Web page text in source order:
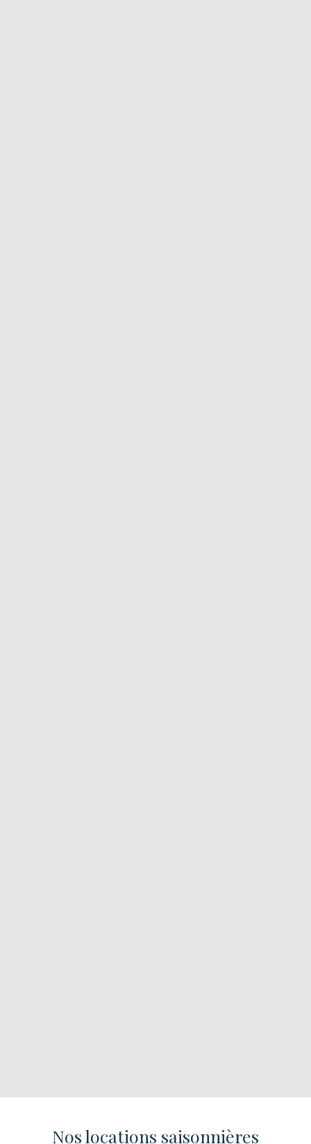
Nos locations saisonnières